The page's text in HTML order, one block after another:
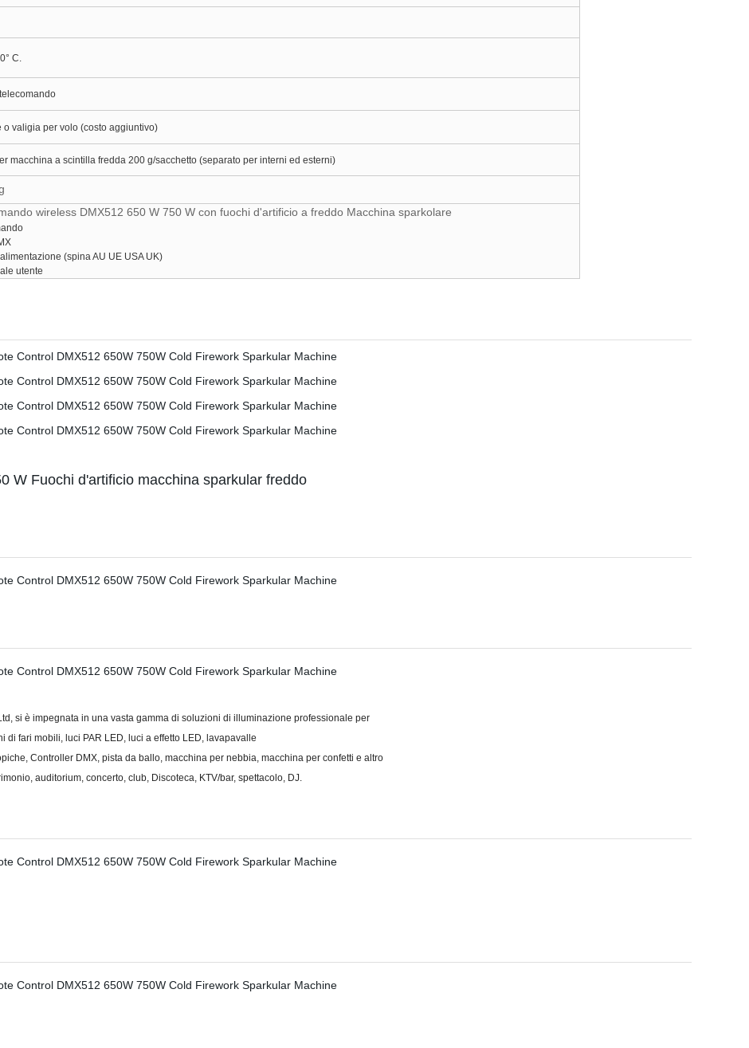
C.
o valigia per volo (costo aggiuntivo)
macchina a scintilla fredda 200 g/sacchetto (separato per interni ed esterni)
wireless DMX512 650 W 750 W con fuochi d'artificio a freddo Macchina sparkolare
(spina AU UE USA UK)
utente
W Fuochi d'artificio macchina sparkular freddo
si è impegnata in una vasta gamma di soluzioni di illuminazione professionale per
fari mobili, luci PAR LED, luci a effetto LED, lavapavalle
Controller DMX, pista da ballo, macchina per nebbia, macchina per confetti e altro
auditorium, concerto, club, Discoteca, KTV/bar, spettacolo, DJ.